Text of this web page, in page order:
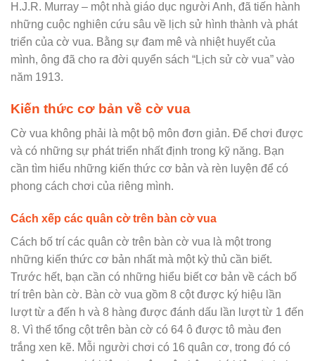
H.J.R. Murray – một nhà giáo dục người Anh, đã tiến hành
những cuộc nghiên cứu sâu về lịch sử hình thành và phát
triển của cờ vua. Bằng sự đam mê và nhiệt huyết của
mình, ông đã cho ra đời quyển sách “Lịch sử cờ vua” vào
năm 1913.
Kiến thức cơ bản về cờ vua
Cờ vua không phải là một bộ môn đơn giản. Để chơi được
và có những sự phát triển nhất định trong kỹ năng. Bạn
cần tìm hiểu những kiến thức cơ bản và rèn luyện để có
phong cách chơi của riêng mình.
Cách xếp các quân cờ trên bàn cờ vua
Cách bố trí các quân cờ trên bàn cờ vua là một trong
những kiến thức cơ bản nhất mà một kỳ thủ cần biết.
Trước hết, bạn cần có những hiểu biết cơ bản về cách bố
trí trên bàn cờ. Bàn cờ vua gồm 8 cột được ký hiệu lần
lượt từ a đến h và 8 hàng được đánh dấu lần lượt từ 1 đến
8. Vì thể tổng cột trên bàn cờ có 64 ô được tô màu đen
trắng xen kẽ. Mỗi người chơi có 16 quân cơ, trong đó có